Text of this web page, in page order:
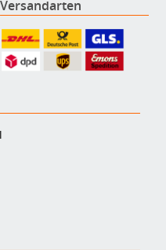
Versandarten